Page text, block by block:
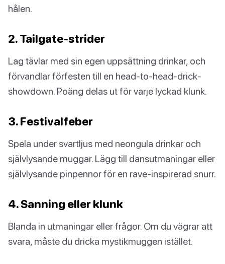
hålen.
2. Tailgate-strider
Lag tävlar med sin egen uppsättning drinkar, och
förvandlar förfesten till en head-to-head-drick-
showdown. Poäng delas ut för varje lyckad klunk.
3. Festivalfeber
Spela under svartljus med neongula drinkar och
självlysande muggar. Lägg till dansutmaningar eller
självlysande pinpennor för en rave-inspirerad snurr.
4. Sanning eller klunk
Blanda in utmaningar eller frågor. Om du vägrar att
svara, måste du dricka mystikmuggen istället.